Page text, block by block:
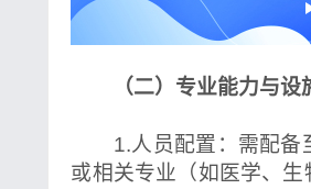
（二）专业能力与设
1.人员配置：需配备
或相关专业（如医学、